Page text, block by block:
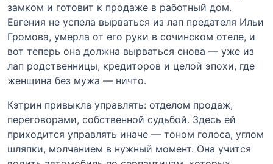
замком и готовит к продаже в работный дом.
Евгения не успела вырваться из лап предателя Ильи
Громова, умерла от его руки в сочинском отеле, и
вот теперь она должна вырваться снова — уже из
лап родственницы, кредиторов и целой эпохи, где
женщина без мужа — ничто.
Кэтрин привыкла управлять: отделом продаж,
переговорами, собственной судьбой. Здесь ей
приходится управлять иначе — тоном голоса, углом
шляпки, молчанием в нужный момент. Она учится